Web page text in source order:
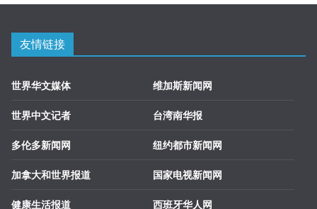
友情链接
世界华文媒体
世界中文记者
多伦多新闻网
加拿大和世界报道
健康生活报道
维加斯新闻网
台湾南华报
纽约都市新闻网
国家电视新闻网
西班牙华人网